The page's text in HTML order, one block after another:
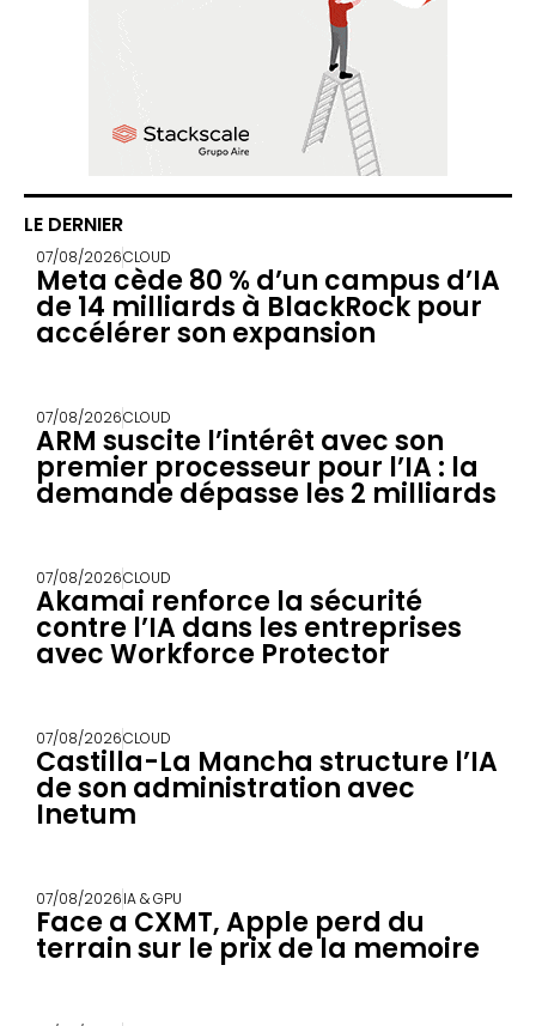
LE DERNIER
07/08/2026CLOUD
Meta cède 80 % d’un campus d’IA
de 14 milliards à BlackRock pour
accélérer son expansion
07/08/2026CLOUD
ARM suscite l’intérêt avec son
premier processeur pour l’IA : la
demande dépasse les 2 milliards
07/08/2026CLOUD
Akamai renforce la sécurité
contre l’IA dans les entreprises
avec Workforce Protector
07/08/2026CLOUD
Castilla-La Mancha structure l’IA
de son administration avec
Inetum
07/08/2026IA & GPU
Face a CXMT, Apple perd du
terrain sur le prix de la memoire